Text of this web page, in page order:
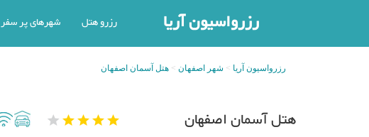
رزرواسیون آریا رزرو هتل شهرهای پر سفر
رزرواسیون آریا شهر اصفهان هتل آسمان اصفهان
هتل آسمان اصفهان